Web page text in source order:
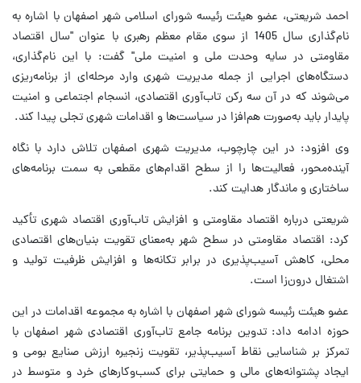
احمد شریعتی، عضو هیئت رئیسه شورای اسلامی شهر اصفهان با اشاره به
نام‌گذاری سال 1405 از سوی مقام معظم رهبری با عنوان "سال اقتصاد
مقاومتی در سایه وحدت ملی و امنیت ملی" گفت: با این نام‌گذاری،
دستگاه‌های اجرایی از جمله مدیریت شهری وارد مرحله‌ای از برنامه‌ریزی
می‌شوند که در آن سه رکن تاب‌آوری اقتصادی، انسجام اجتماعی و امنیت
پایدار باید به‌صورت هم‌افزا در سیاست‌ها و اقدامات شهری تجلی پیدا کند.
وی افزود: در این چارچوب، مدیریت شهری اصفهان تلاش دارد با نگاه
آینده‌محور، فعالیت‌ها را از سطح اقدام‌های مقطعی به سمت برنامه‌های
ساختاری و ماندگار هدایت کند.
شریعتی درباره اقتصاد مقاومتی و افزایش تاب‌آوری اقتصاد شهری تأکید
کرد: اقتصاد مقاومتی در سطح شهر به‌معنای تقویت بنیان‌های اقتصادی
محلی، کاهش آسیب‌پذیری در برابر تکانه‌ها و افزایش ظرفیت تولید و
اشتغال درون‌زا است.
عضو هیئت رئیسه شورای شهر اصفهان با اشاره به مجموعه اقدامات در این
حوزه ادامه داد: تدوین برنامه جامع تاب‌آوری اقتصادی شهر اصفهان با
تمرکز بر شناسایی نقاط آسیب‌پذیر، تقویت زنجیره ارزش صنایع بومی و
ایجاد پشتوانه‌های مالی و حمایتی برای کسب‌وکارهای خرد و متوسط در